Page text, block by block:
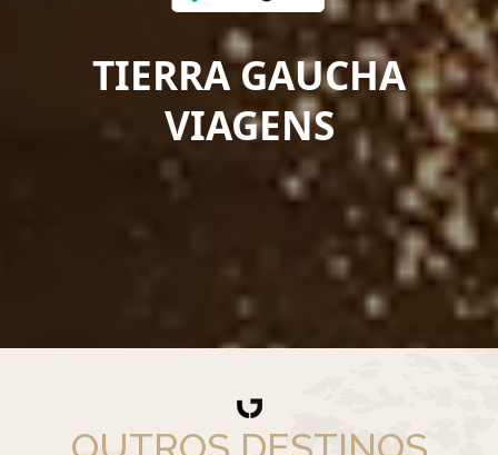
TIERRA GAUCHA
VIAGENS